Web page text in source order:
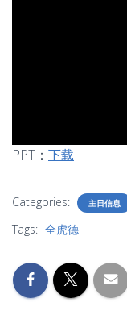
PPT： 下载
Categories: 主日信息
Tags: 全虎德